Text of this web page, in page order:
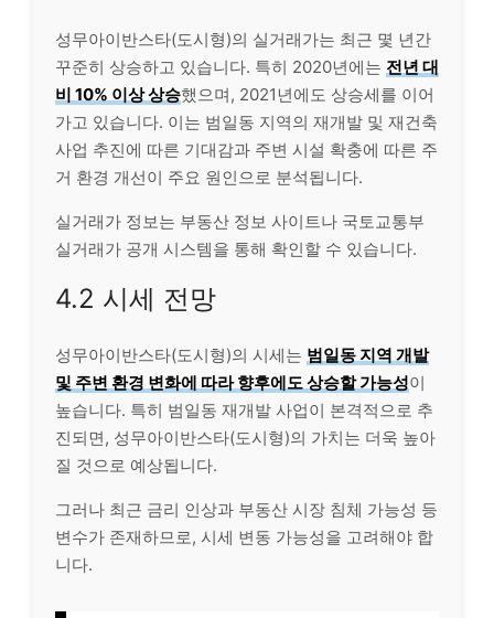
성무아이반스타(도시형)의 실거래가는 최근 몇 년간
꾸준히 상승하고 있습니다. 특히 2020년에는 전년 대
비 10% 이상 상승했으며, 2021년에도 상승세를 이어
가고 있습니다. 이는 범일동 지역의 재개발 및 재건축
사업 추진에 따른 기대감과 주변 시설 확충에 따른 주
거 환경 개선이 주요 원인으로 분석됩니다.
실거래가 정보는 부동산 정보 사이트나 국토교통부
실거래가 공개 시스템을 통해 확인할 수 있습니다.
4.2 시세 전망
성무아이반스타(도시형)의 시세는 범일동 지역 개발
및 주변 환경 변화에 따라 향후에도 상승할 가능성이
높습니다. 특히 범일동 재개발 사업이 본격적으로 추
진되면, 성무아이반스타(도시형)의 가치는 더욱 높아
질 것으로 예상됩니다.
그러나 최근 금리 인상과 부동산 시장 침체 가능성 등
변수가 존재하므로, 시세 변동 가능성을 고려해야 합
니다.